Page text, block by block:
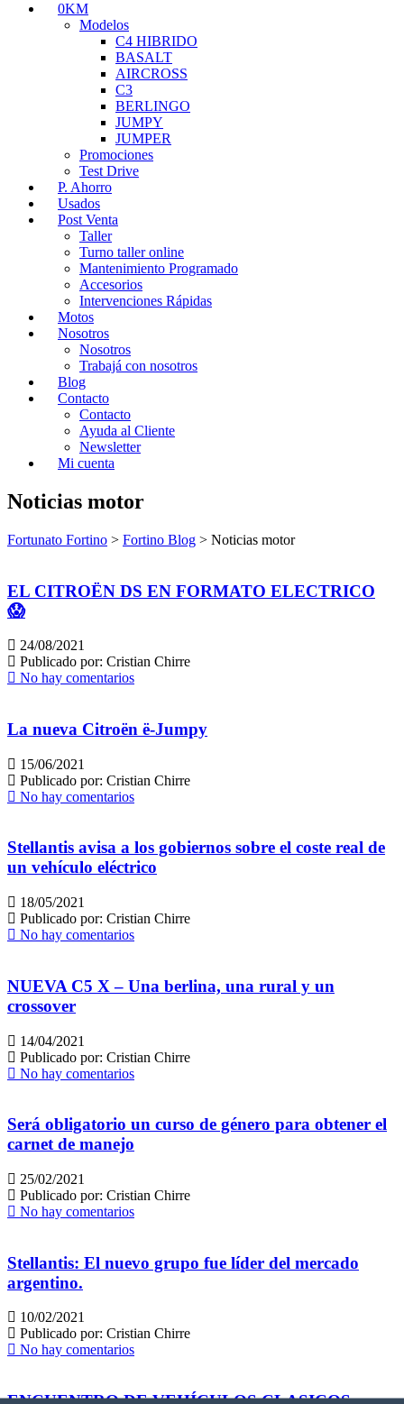
0KM
Modelos
C4 HIBRIDO
BASALT
AIRCROSS
C3
BERLINGO
JUMPY
JUMPER
Promociones
Test Drive
P. Ahorro
Usados
Post Venta
Taller
Turno taller online
Mantenimiento Programado
Accesorios
Intervenciones Rápidas
Motos
Nosotros
Nosotros
Trabajá con nosotros
Blog
Contacto
Contacto
Ayuda al Cliente
Newsletter
Mi cuenta
Noticias motor
Fortunato Fortino > Fortino Blog > Noticias motor
EL CITROËN DS EN FORMATO ELECTRICO
😱
24/08/2021
Publicado por: Cristian Chirre
No hay comentarios
La nueva Citroën ë-Jumpy
15/06/2021
Publicado por: Cristian Chirre
No hay comentarios
Stellantis avisa a los gobiernos sobre el coste real de
un vehículo eléctrico
18/05/2021
Publicado por: Cristian Chirre
No hay comentarios
NUEVA C5 X – Una berlina, una rural y un
crossover
14/04/2021
Publicado por: Cristian Chirre
No hay comentarios
Será obligatorio un curso de género para obtener el
carnet de manejo
25/02/2021
Publicado por: Cristian Chirre
No hay comentarios
Stellantis: El nuevo grupo fue líder del mercado
argentino.
10/02/2021
Publicado por: Cristian Chirre
No hay comentarios